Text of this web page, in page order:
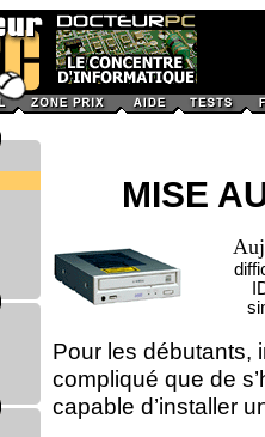
MISE
Pour les débutants,
compliqué que de
capable d’installer